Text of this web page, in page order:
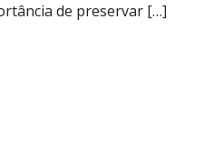
de preservar […]